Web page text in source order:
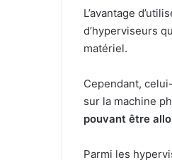
L’avantage
d’hyperviseurs
matériel.
Cependant,
sur la machine
pouvant être
Parmi les